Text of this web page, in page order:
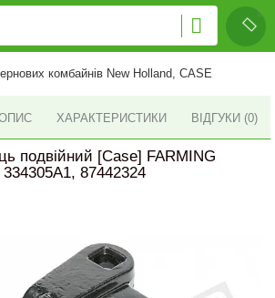
комбайнів New Holland, CASE
ХАРАКТЕРИСТИКИ ВІДГУКИ (0)
подвійний [Case] FARMING
87442324